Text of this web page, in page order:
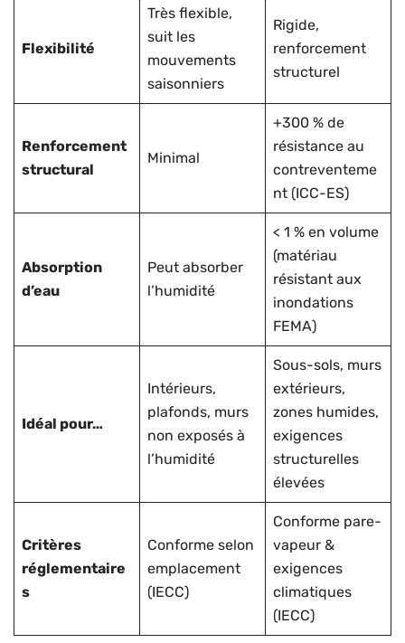
Flexibilité
Très flexible,
suit les
mouvements
saisonniers
Rigide,
renforcement
structurel
Renforcement
structural
Minimal
+300 % de
résistance au
contreventeme
nt (ICC-ES)
Absorption
d’eau
Peut absorber
l’humidité
< 1 % en volume
(matériau
résistant aux
inondations
FEMA)
Idéal pour…
Intérieurs,
plafonds, murs
non exposés à
l’humidité
Sous-sols, murs
extérieurs,
zones humides,
exigences
structurelles
élevées
Critères
réglementaire
s
Conforme selon
emplacement
(IECC)
Conforme pare-
vapeur &
exigences
climatiques
(IECC)